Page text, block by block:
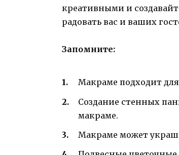
креативными и
радовать вас и ваших
Запомните:
Макраме подходит
Создание стенных
макраме.
Макраме может